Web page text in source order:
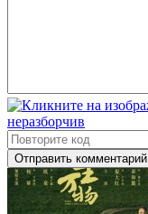
Отправить комментарий